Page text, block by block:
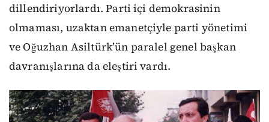
dillendiriyorlardı. Parti içi demokrasinin
olmaması, uzaktan emanetçiyle parti yönetimi
ve Oğuzhan Asiltürk’ün paralel genel başkan
davranışlarına da eleştiri vardı.